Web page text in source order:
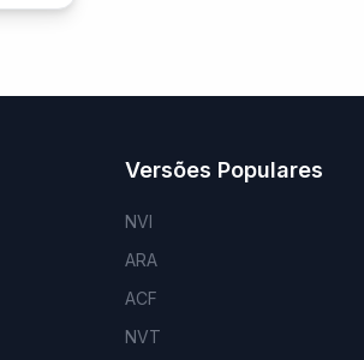
Versões Populares
NVI
ARA
ACF
NVT